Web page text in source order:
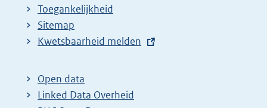
Toegankelijkheid
Sitemap
E
t
e
Kwetsbaarheid melden
Open data
Linked Data Overheid